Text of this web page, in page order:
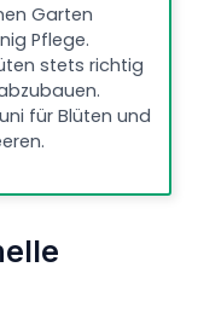
Garten
Pflege.
stets richtig
für Blüten und